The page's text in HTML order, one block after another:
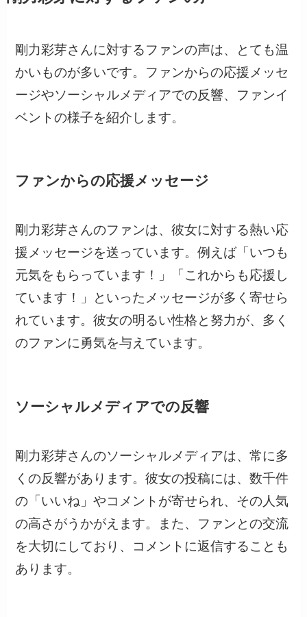
剛力彩芽さんに対するファンの声は、とても温
かいものが多いです。ファンからの応援メッセ
ージやソーシャルメディアでの反響、ファンイ
ベントの様子を紹介します。
ファンからの応援メッセージ
剛力彩芽さんのファンは、彼女に対する熱い応
援メッセージを送っています。例えば「いつも
元気をもらっています！」「これからも応援し
ています！」といったメッセージが多く寄せら
れています。彼女の明るい性格と努力が、多く
のファンに勇気を与えています。
ソーシャルメディアでの反響
剛力彩芽さんのソーシャルメディアは、常に多
くの反響があります。彼女の投稿には、数千件
の「いいね」やコメントが寄せられ、その人気
の高さがうかがえます。また、ファンとの交流
を大切にしており、コメントに返信することも
あります。